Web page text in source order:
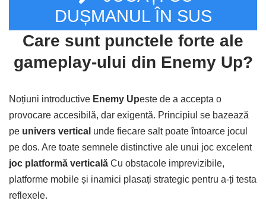
DUȘMANUL ÎN SUS
Care sunt punctele forte ale
gameplay-ului din Enemy Up?
Noțiuni introductive Enemy Upeste de a accepta o
provocare accesibilă, dar exigentă. Principiul se bazează
pe univers vertical unde fiecare salt poate întoarce jocul
pe dos. Are toate semnele distinctive ale unui joc excelent
joc platformă verticală Cu obstacole imprevizibile,
platforme mobile și inamici plasați strategic pentru a-ți testa
reflexele.